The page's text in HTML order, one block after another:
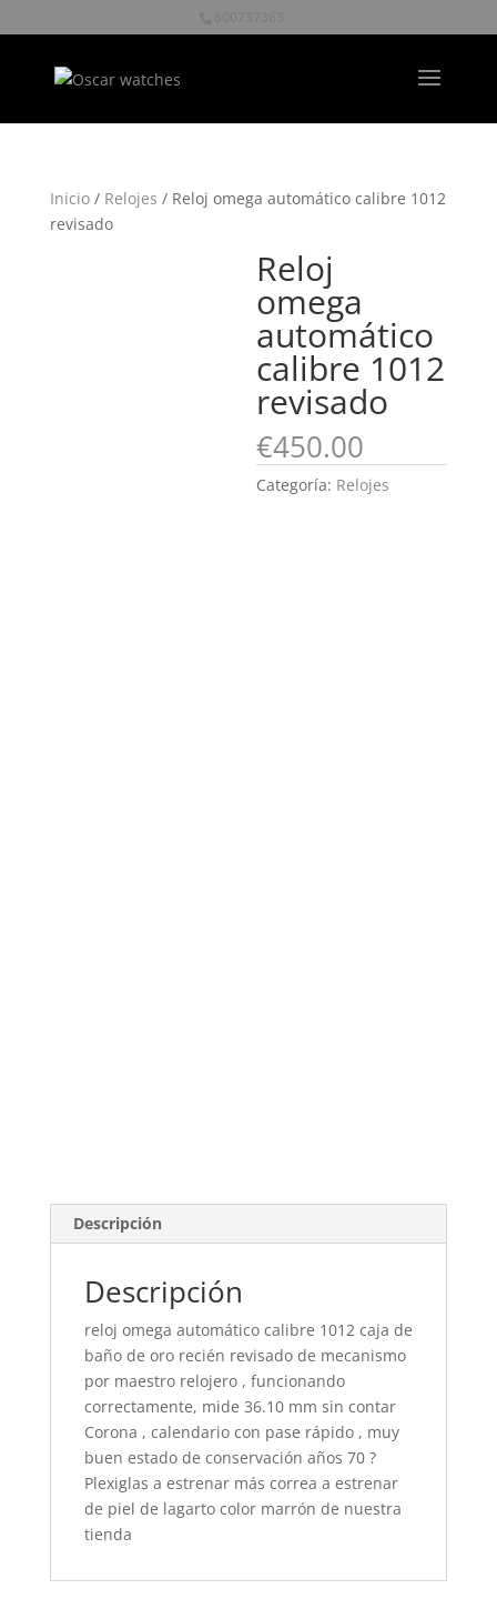
Inicio/ Relojes / Reloj omega automático calibre 1012
revisado
Reloj
omega
automático
calibre 1012
revisado
€450.00
Categoría: Relojes
Descripción
Descripción
reloj omega automático calibre 1012 caja de
baño de oro recién revisado de mecanismo
por maestro relojero , funcionando
correctamente, mide 36.10 mm sin contar
Corona , calendario con pase rápido , muy
buen estado de conservación años 70 ?
Plexiglas a estrenar más correa a estrenar
de piel de lagarto color marrón de nuestra
tienda